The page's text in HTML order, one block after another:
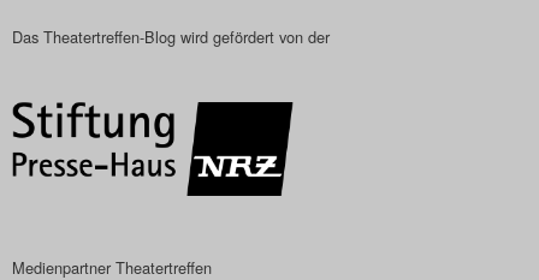
2018 Alumni
Das Theatertreffen-Blog
2019
Das Theatertreffen-Blog wird gefördert von der
Medienpartner Theatertreffen